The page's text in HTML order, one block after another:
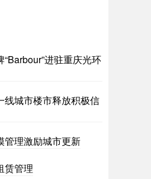
进驻重庆光环
线城市楼市释放积极信
管理激励城市更新
赁管理